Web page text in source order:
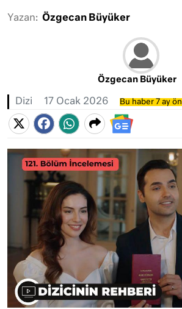
Yazan: Özgecan Büyüker
Özgecan Büyüker
Dizi 17 Ocak 2026 Bu haber 7 ay